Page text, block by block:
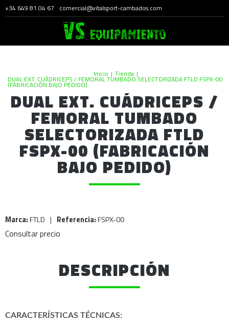
+34 649 81 04 67 comercial@vitalsport-cambados.com
Inicio | Tienda |
DUAL EXT. CUÁDRICEPS / FEMORAL TUMBADO SELECTORIZADA FTLD FSPX-00
(FABRICACIÓN BAJO PEDIDO)
DUAL EXT. CUÁDRICEPS /
FEMORAL TUMBADO
SELECTORIZADA FTLD
FSPX-00 (FABRICACIÓN
BAJO PEDIDO)
Marca:FTLD | Referencia:FSPX-00
Consultar precio
DESCRIPCIÓN
CARACTERÍSTICAS TÉCNICAS: